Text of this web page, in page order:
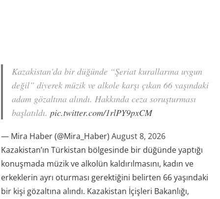
Kazakistan'da bir düğünde “Şeriat kurallarına uygun
değil” diyerek müzik ve alkole karşı çıkan 66 yaşındaki
adam gözaltına alındı. Hakkında ceza soruşturması
başlatıldı.pic.twitter.com/1rlPY9pxCM
— Mira Haber (@Mira_Haber)August 8, 2026
Kazakistan’ın Türkistan bölgesinde bir düğünde yaptığı
konuşmada müzik ve alkolün kaldırılmasını, kadın ve
erkeklerin ayrı oturması gerektiğini belirten 66 yaşındaki
bir kişi gözaltına alındı. Kazakistan İçişleri Bakanlığı,